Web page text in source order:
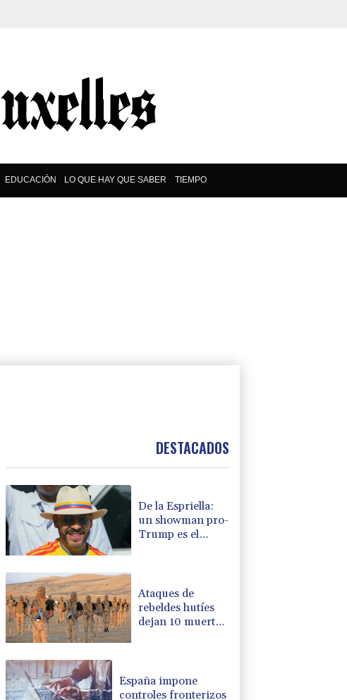
EDUCACIÓN LO QUE HAY QUE SABER TIEMPO
DESTACADOS
De la Espriella:
un showman pro-
Trump es el
Ataques de
rebeldes hutíes
dejan 10 muertos
España impone
controles fronterizos